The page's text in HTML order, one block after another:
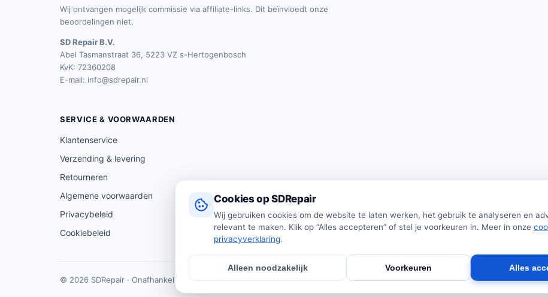
Cookies op SDRepair
Wij gebruiken cookies om de website te laten werken, het gebruik te analyseren en
relevant te maken. Klik op “Alles accepteren” of stel je voorkeuren in. Meer in onze
privacyverklaring.
Alleen noodzakelijk Voorkeuren Alles
Wij ontvangen mogelijk commissie via affiliate-links. Dit beïnvloedt onze
beoordelingen niet.
SD Repair B.V.
Abel Tasmanstraat 36, 5223 VZ s-Hertogenbosch
KvK: 72360208
E-mail: info@sdrepair.nl
SERVICE & VOORWAARDEN
Klantenservice
Verzending & levering
Retourneren
Algemene voorwaarden
Privacybeleid
Cookiebeleid
© 2026 SDRepair · Onafhankelijk vergelijkingsplatform · Wij verkopen zelf geen producten · Alle prijzen onder voorbehoud.